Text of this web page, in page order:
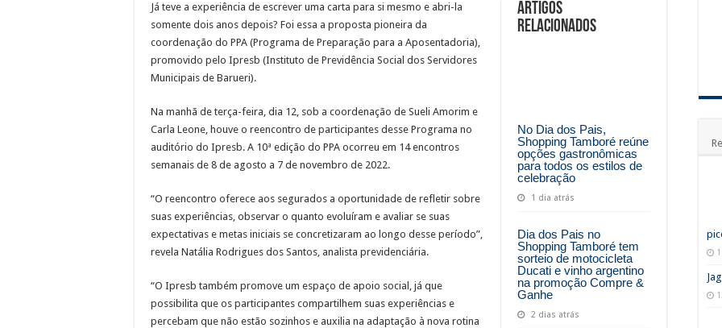
Artigos
relacionados
No Dia dos Pais,
Shopping Tamboré reúne
opções gastronômicas
para todos os estilos de
celebração
1 dia atrás
Dia dos Pais no
Shopping Tamboré tem
sorteio de motocicleta
Ducati e vinho argentino
na promoção Compre &
Ganhe
2 dias atrás
Já teve a experiência de escrever uma carta para si mesmo e abri-la
somente dois anos depois? Foi essa a proposta pioneira da
coordenação do PPA (Programa de Preparação para a Aposentadoria),
promovido pelo Ipresb (Instituto de Previdência Social dos Servidores
Municipais de Barueri).
Na manhã de terça-feira, dia 12, sob a coordenação de Sueli Amorim e
Carla Leone, houve o reencontro de participantes desse Programa no
auditório do Ipresb. A 10ª edição do PPA ocorreu em 14 encontros
semanais de 8 de agosto a 7 de novembro de 2022.
“O reencontro oferece aos segurados a oportunidade de refletir sobre
suas experiências, observar o quanto evoluíram e avaliar se suas
expectativas e metas iniciais se concretizaram ao longo desse período”,
revela Natália Rodrigues dos Santos, analista previdenciária.
“O Ipresb também promove um espaço de apoio social, já que
possibilita que os participantes compartilhem suas experiências e
percebam que não estão sozinhos e auxilia na adaptação à nova rotina